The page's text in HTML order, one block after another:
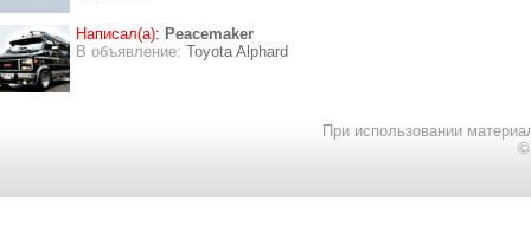
Написал(а): Peacemaker
В объявление: Toyota Alphard
При использовании